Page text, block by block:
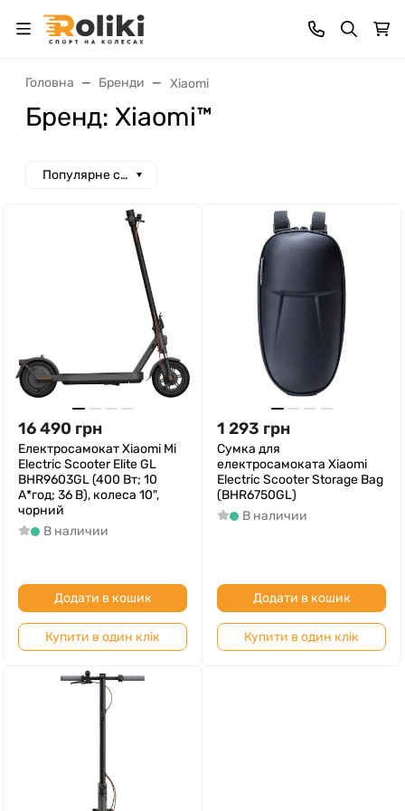
Головна Бренди Xiaomi
Бренд: Xiaomi™
Популярне спочатку
16 490 грн
Електросамокат Xiaomi Mi
Electric Scooter Elite GL
BHR9603GL (400 Вт; 10
А*год; 36 В), колеса 10",
чорний
В наличии
Додати в кошик
Купити в один клік
1 293 грн
Сумка для
електросамоката Xiaomi
Electric Scooter Storage Bag
(BHR6750GL)
В наличии
Додати в кошик
Купити в один клік